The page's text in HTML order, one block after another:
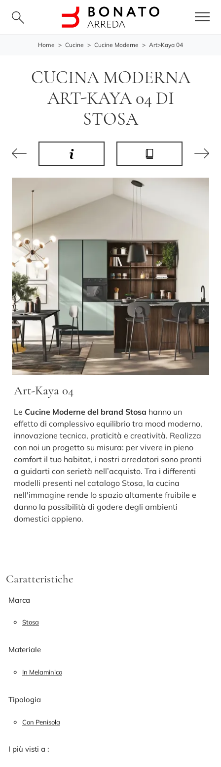
Home > Cucine > Cucine Moderne > Art>Kaya 04
CUCINA MODERNA
ART-KAYA 04 DI
STOSA
Art-Kaya 04
Le Cucine Moderne del brand Stosa hanno un
effetto di complessivo equilibrio tra mood moderno,
innovazione tecnica, praticità e creatività. Realizza
con noi un progetto su misura: per vivere in pieno
comfort il tuo habitat, i nostri arredatori sono pronti
a guidarti con serietà nell’acquisto. Tra i differenti
modelli presenti nel catalogo Stosa, la cucina
nell'immagine rende lo spazio altamente fruibile e
danno la possibilità di godere degli ambienti
domestici appieno.
Caratteristiche
Marca
Stosa
Materiale
In Melaminico
Tipologia
Con Penisola
I più visti a :